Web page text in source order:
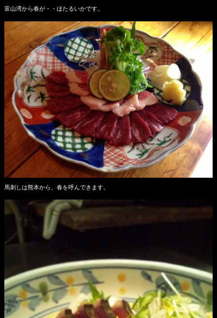
富山湾から春が・・ほたるいかです。
馬刺しは熊本から、春を呼んできます。